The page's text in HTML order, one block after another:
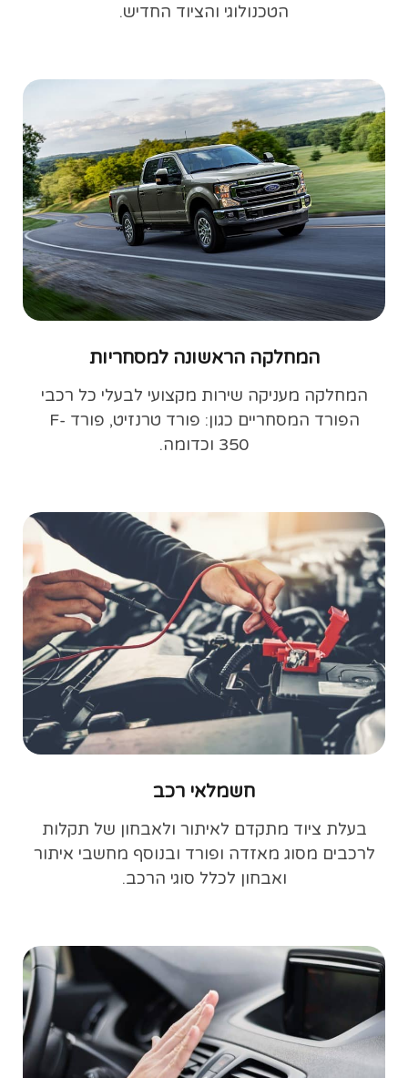
הטכנולוגי והציוד החדיש.
המחלקה הראשונה למסחריות
המחלקה מעניקה שירות מקצועי לבעלי כל רכבי
הפורד המסחריים כגון: פורד טרנזיט, פורד F-
350 וכדומה.
חשמלאי רכב
בעלת ציוד מתקדם לאיתור ולאבחון של תקלות
לרכבים מסוג מאזדה ופורד ובנוסף מחשבי איתור
ואבחון לכלל סוגי הרכב.